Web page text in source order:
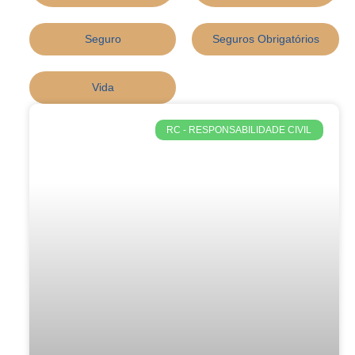
Seguro Seguros Obrigatórios
Vida
RC - RESPONSABILIDADE CIVIL